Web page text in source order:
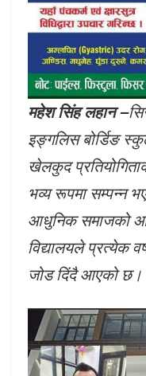
महेश सिंह लहान –
इङ्गलिस बोर्डिङ
खेलकुद
भव्य रूपमा सम्पन्न
आधुनिक समाजको
विद्यालयले प्रत्येक
जोड दिंदै आएको छ।